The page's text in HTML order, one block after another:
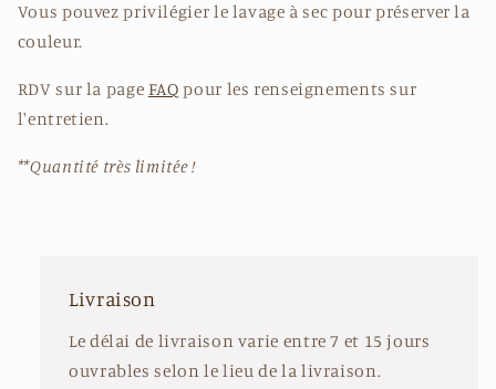
Vous pouvez privilégier le lavage à sec pour préserver la
couleur.
RDV sur la page FAQ pour les renseignements sur
l'entretien.
**Quantité très limitée !
Livraison
Le délai de livraison varie entre 7 et 15 jours
ouvrables selon le lieu de la livraison.